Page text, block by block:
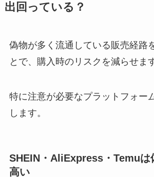
出回っている？
偽物が多く流通している販売経路
とで、購入時のリスクを減らせま
特に注意が必要なプラットフォー
します。
SHEIN・AliExpress・Temuは
高い